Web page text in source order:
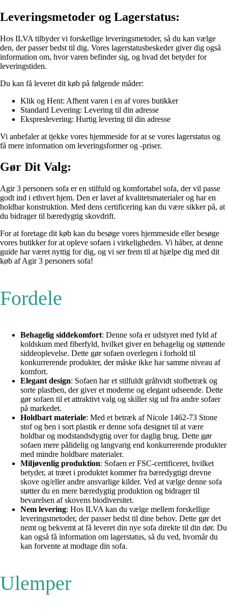
Leveringsmetoder og Lagerstatus:
Hos ILVA tilbyder vi forskellige leveringsmetoder, så du kan vælge
den, der passer bedst til dig. Vores lagerstatusbeskeder giver dig også
information om, hvor varen befinder sig, og hvad det betyder for
leveringstiden.
Du kan få leveret dit køb på følgende måder:
Klik og Hent: Afhent varen i en af vores butikker
Standard Levering: Levering til din adresse
Ekspreslevering: Hurtig levering til din adresse
Vi anbefaler at tjekke vores hjemmeside for at se vores lagerstatus og
få mere information om leveringsformer og -priser.
Gør Dit Valg:
Agir 3 personers sofa er en stilfuld og komfortabel sofa, der vil passe
godt ind i ethvert hjem. Den er lavet af kvalitetsmaterialer og har en
holdbar konstruktion. Med dens certificering kan du være sikker på, at
du bidrager til bæredygtig skovdrift.
For at foretage dit køb kan du besøge vores hjemmeside eller besøge
vores butikker for at opleve sofaen i virkeligheden. Vi håber, at denne
guide har været nyttig for dig, og vi ser frem til at hjælpe dig med dit
køb af Agir 3 personers sofa!
Fordele
Behagelig siddekomfort: Denne sofa er udstyret med fyld af
koldskum med fiberfyld, hvilket giver en behagelig og støttende
siddeoplevelse. Dette gør sofaen overlegen i forhold til
konkurrerende produkter, der måske ikke har samme niveau af
komfort.
Elegant design: Sofaen har et stilfuldt gråhvidt stofbetræk og
sorte plastben, der giver et moderne og elegant udseende. Dette
gør sofaen til et attraktivt valg og skiller sig ud fra andre sofaer
på markedet.
Holdbart materiale: Med et betræk af Nicole 1462-73 Stone
stof og ben i sort plastik er denne sofa designet til at være
holdbar og modstandsdygtig over for daglig brug. Dette gør
sofaen mere pålidelig og langvarig end konkurrerende produkter
med mindre holdbare materialer.
Miljøvenlig produktion: Sofaen er FSC-certificeret, hvilket
betyder, at træet i produktet kommer fra bæredygtigt drevne
skove og/eller andre ansvarlige kilder. Ved at vælge denne sofa
støtter du en mere bæredygtig produktion og bidrager til
bevarelsen af skovens biodiversitet.
Nem levering: Hos ILVA kan du vælge mellem forskellige
leveringsmetoder, der passer bedst til dine behov. Dette gør det
nemt og bekvemt at få leveret din nye sofa direkte til din dør. Du
kan også få information om lagerstatus, så du ved, hvornår du
kan forvente at modtage din sofa.
Ulemper